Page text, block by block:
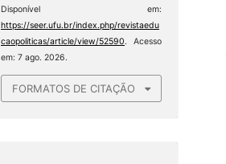
Disponível em:
https://seer.ufu.br/index.php/revistaedu
caopoliticas/article/view/52590. Acesso
em: 7 ago. 2026.
FORMATOS DE CITAÇÃO